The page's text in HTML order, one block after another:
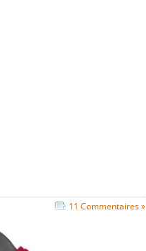
11 Commentaires »